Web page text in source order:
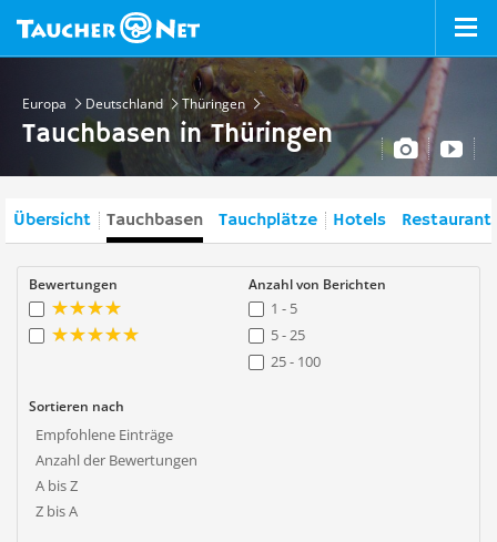
Europa Deutschland Thüringen
Tauchbasen in Thüringen
Übersicht Tauchbasen Tauchplätze Hotels
Bewertungen Anzahl von Berichten
1 - 5
5 - 25
25 - 100
Sortieren nach
Empfohlene Einträge
Anzahl der Bewertungen
A bis Z
Z bis A